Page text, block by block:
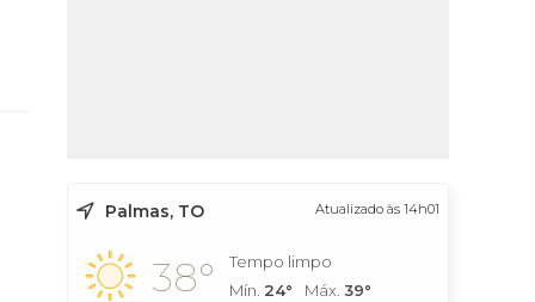
Palmas, TO Atualizado às 14h01
38°
Tempo limpo
Mín. 24° Máx. 39°